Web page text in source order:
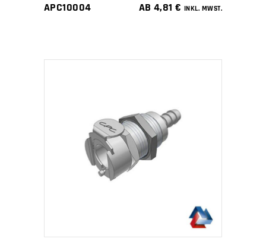
APC10004 AB 4,81€ INKL. MWST.
IN DEN WARENKORB